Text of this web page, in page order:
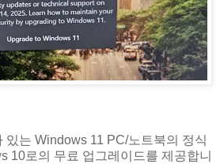
있는 Windows 11 PC/노트북의 정식
10로의 무료 업그레이드를 제공합니